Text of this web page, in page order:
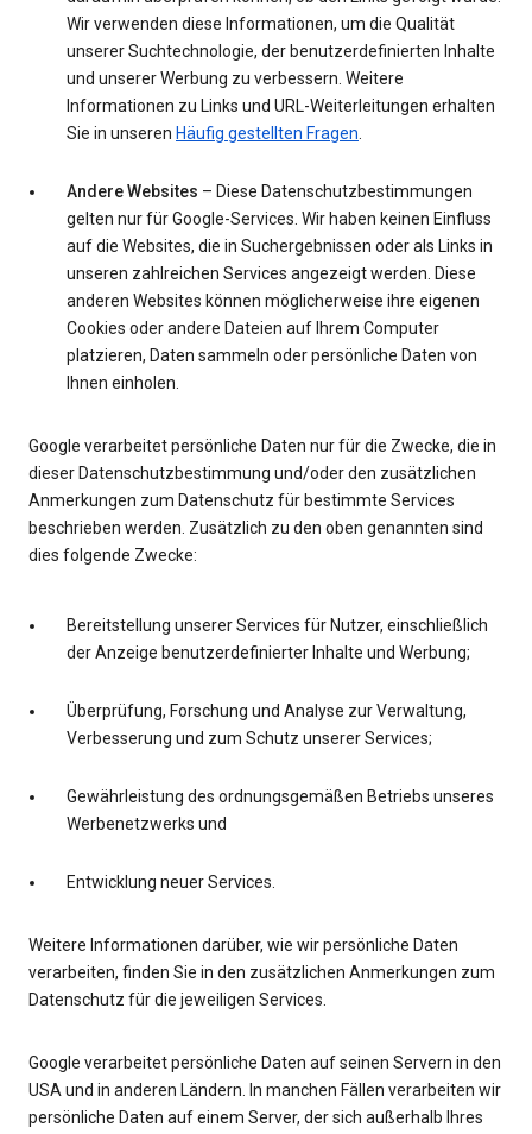
Wir verwenden diese Informationen, um die Qualität
unserer Suchtechnologie, der benutzerdefinierten Inhalte
und unserer Werbung zu verbessern. Weitere
Informationen zu Links und URL-Weiterleitungen erhalten
Sie in unseren Häufig gestellten Fragen
Andere Websites – Diese Datenschutzbestimmungen
gelten nur für Google-Services. Wir haben keinen Einfluss
auf die Websites, die in Suchergebnissen oder als Links in
unseren zahlreichen Services angezeigt werden. Diese
anderen Websites können möglicherweise ihre eigenen
Cookies oder andere Dateien auf Ihrem Computer
platzieren, Daten sammeln oder persönliche Daten von
Ihnen einholen.
Google verarbeitet persönliche Daten nur für die Zwecke, die in
dieser Datenschutzbestimmung und/oder den zusätzlichen
Anmerkungen zum Datenschutz für bestimmte Services
beschrieben werden. Zusätzlich zu den oben genannten sind
dies folgende Zwecke:
Bereitstellung unserer Services für Nutzer, einschließlich
der Anzeige benutzerdefinierter Inhalte und Werbung;
Überprüfung, Forschung und Analyse zur Verwaltung,
Verbesserung und zum Schutz unserer Services;
Gewährleistung des ordnungsgemäßen Betriebs unseres
Werbenetzwerks und
Entwicklung neuer Services.
Weitere Informationen darüber, wie wir persönliche Daten
verarbeiten, finden Sie in den zusätzlichen Anmerkungen zum
Datenschutz für die jeweiligen Services.
Google verarbeitet persönliche Daten auf seinen Servern in den
USA und in anderen Ländern. In manchen Fällen verarbeiten wir
persönliche Daten auf einem Server, der sich außerhalb Ihres